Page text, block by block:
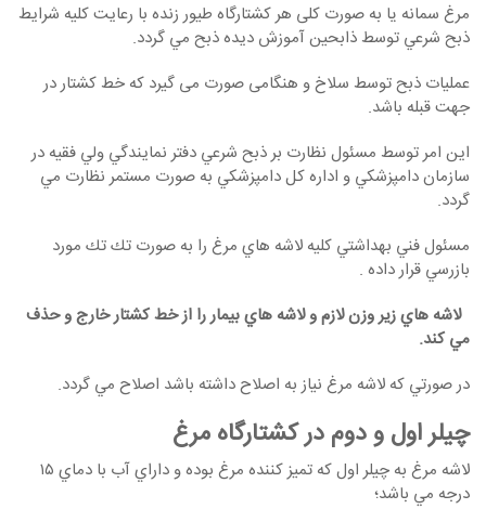
مرغ سمانه یا به صورت کلی هر کشتارگاه طيور زنده با رعايت كليه شرايط
ذبح شرعي توسط ذابحين آموزش ديده ذبح مي گردد.
عملیات ذبح توسط سلاخ و هنگامی صورت می گیرد که خط کشتار در
جهت قبله باشد.
اين امر توسط مسئول نظارت بر ذبح شرعي دفتر نمايندگي ولي فقيه در
سازمان دامپزشكي و اداره كل دامپزشكي به صورت مستمر نظارت مي
گردد.
مسئول فني بهداشتي كليه لاشه هاي مرغ را به صورت تك تك مورد
بازرسي قرار داده .
لاشه هاي زير وزن لازم و لاشه هاي بيمار را از خط كشتار خارج و حذف
مي كند.
در صورتي كه لاشه مرغ نياز به اصلاح داشته باشد اصلاح مي گردد.
چیلر اول و دوم در کشتارگاه مرغ
لاشه مرغ به چيلر اول كه تميز كننده مرغ بوده و داراي آب با دماي ۱۵
درجه مي باشد؛